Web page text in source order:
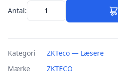
Antal:
Kategori
ZKTeco — Læsere
Mærke
ZKTECO